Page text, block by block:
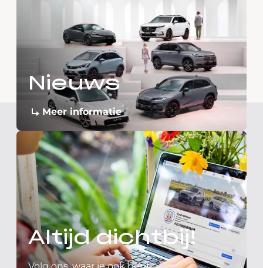
Nieuws
Meer informatie
Altijd dichtbij!